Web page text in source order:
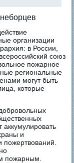
организации
в России,
союз
пожарное
региональные
могут быть
которые
и
пожарным.